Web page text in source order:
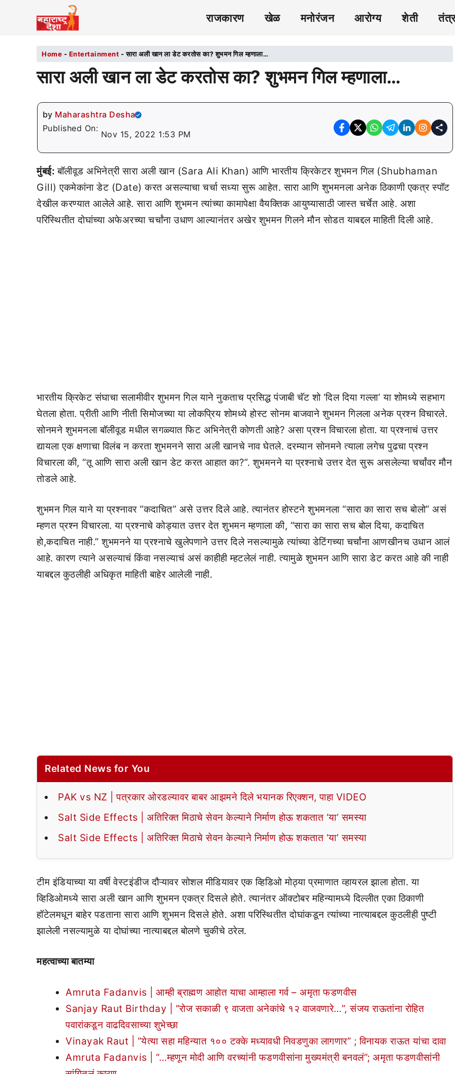
राजकारण खेळ मनोरंजन आरोग्य शेती
Home - Entertainment -सारा अली खान ला डेट करतोस का? शुभमन गिल म्हणाला…
सारा अली खान ला डेट करतोस का? शुभमन गिल म्हणाला…
by Maharashtra Desha
Published On:
Nov 15, 2022 1:53 PM
मुंबई:बॉलीवूड अभिनेत्री सारा अली खान (Sara Ali Khan) आणि भारतीय क्रिकेटर शुभमन गिल (Shubhaman
Gill) एकमेकांना डेट (Date) करत असल्याचा चर्चा सध्या सुरू आहेत. सारा आणि शुभमनला अनेक ठिकाणी एकत्र स्पॉट
देखील करण्यात आलेले आहे. सारा आणि शुभमन त्यांच्या कामापेक्षा वैयक्तिक आयुष्यासाठी जास्त चर्चेत आहे. अशा
परिस्थितीत दोघांच्या अफेअरच्या चर्चांना उधाण आल्यानंतर अखेर शुभमन गिलने मौन सोडत याबद्दल माहिती दिली आहे.
भारतीय क्रिकेट संघाचा सलामीवीर शुभमन गिल याने नुकताच प्रसिद्ध पंजाबी चॅट शो ‘दिल दिया गल्ला’ या शोमध्ये सहभाग
घेतला होता. प्रीती आणि नीती सिमोजच्या या लोकप्रिय शोमध्ये होस्ट सोनम बाजवाने शुभमन गिलला अनेक प्रश्न विचारले.
सोनमने शुभमनला बॉलीवूड मधील सगळ्यात फिट अभिनेत्री कोणती आहे? असा प्रश्न विचारला होता. या प्रश्नाचं उत्तर
द्यायला एक क्षणाचा विलंब न करता शुभमनने सारा अली खानचे नाव घेतले. दरम्यान सोनमने त्याला लगेच पुढचा प्रश्न
विचारला की, “तू आणि सारा अली खान डेट करत आहात का?”. शुभमनने या प्रश्नाचे उत्तर देत सुरू असलेल्या चर्चांवर मौन
तोडले आहे.
शुभमन गिल याने या प्रश्नावर “कदाचित” असे उत्तर दिले आहे. त्यानंतर होस्टने शुभमनला “सारा का सारा सच बोलो” असं
म्हणत प्रश्न विचारला. या प्रश्नाचे कोड्यात उत्तर देत शुभमन म्हणाला की, “सारा का सारा सच बोल दिया, कदाचित
हो,कदाचित नाही.” शुभमनने या प्रश्नाचे खुलेपणाने उत्तर दिले नसल्यामुळे त्यांच्या डेटिंगच्या चर्चांना आणखीनच उधान आलं
आहे. कारण त्याने असल्याचं किंवा नसल्याचं असं काहीही म्हटलेलं नाही. त्यामुळे शुभमन आणि सारा डेट करत आहे की नाही
याबद्दल कुठलीही अधिकृत माहिती बाहेर आलेली नाही.
Related News for You
PAK vs NZ | पत्रकार ओरडल्यावर बाबर आझमने दिले भयानक रिएक्शन, पाहा VIDEO
Salt Side Effects | अतिरिक्त मिठाचे सेवन केल्याने निर्माण होऊ शकतात ‘या’ समस्या
Salt Side Effects | अतिरिक्त मिठाचे सेवन केल्याने निर्माण होऊ शकतात ‘या’ समस्या
टीम इंडियाच्या या वर्षी वेस्टइंडीज दौऱ्यावर सोशल मीडियावर एक व्हिडिओ मोठ्या प्रमाणात व्हायरल झाला होता. या
व्हिडिओमध्ये सारा अली खान आणि शुभमन एकत्र दिसले होते. त्यानंतर ऑक्टोबर महिन्यामध्ये दिल्लीत एका ठिकाणी
हॉटेलमधून बाहेर पडताना सारा आणि शुभमन दिसले होते. अशा परिस्थितीत दोघांकडून त्यांच्या नात्याबद्दल कुठलीही पुष्टी
झालेली नसल्यामुळे या दोघांच्या नात्याबद्दल बोलणे चुकीचे ठरेल.
महत्वाच्या बातम्या
Amruta Fadanvis | आम्ही ब्राह्मण आहोत याचा आम्हाला गर्व – अमृता फडणवीस
Sanjay Raut Birthday | “रोज सकाळी ९ वाजता अनेकांचे १२ वाजवणारे…”, संजय राऊतांना रोहित
पवारांकडून वाढदिवसाच्या शुभेच्छा
Vinayak Raut | “येत्या सहा महिन्यात १०० टक्के मध्यावधी निवडणुका लागणार” ; विनायक राऊत यांचा दावा
Amruta Fadanvis | “…म्हणून मोदी आणि वरच्यांनी फडणवीसांना मुख्यमंत्री बनवलं”; अमृता फडणवीसांनी